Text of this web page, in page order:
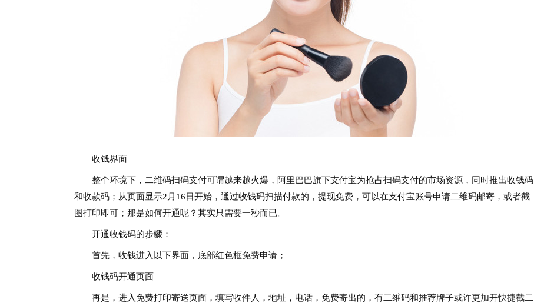
收钱界面
整个环境下，二维码扫码支付可谓越来越火爆，阿里巴巴旗下支付宝为抢占扫码支付的市场资源，同时推出收钱码
和收款码；从页面显示2月16日开始，通过收钱码扫描付款的，提现免费，可以在支付宝账号申请二维码邮寄，或者截
图打印即可；那是如何开通呢？其实只需要一秒而已。
开通收钱码的步骤：
首先，收钱进入以下界面，底部红色框免费申请；
收钱码开通页面
再是，进入免费打印寄送页面，填写收件人，地址，电话，免费寄出的，有二维码和推荐牌子或许更加开快捷截二